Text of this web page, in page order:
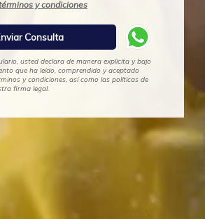
y condiciones
usted declara de manera explícita y bajo
que ha leído, comprendido y aceptado
y condiciones, así como las políticas de
firma legal.